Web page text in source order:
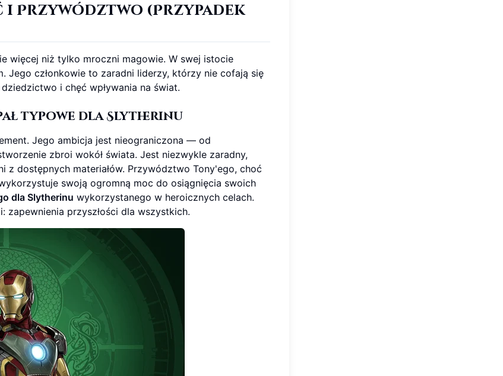
i Przywództwo (Przypadek
więcej niż tylko mroczni magowie. W swej istocie
Jego członkowie to zaradni liderzy, którzy nie cofają się
i chęć wpływania na świat.
typowe dla Slytherinu
Jego ambicja jest nieograniczona — od
zbroi wokół świata. Jest niezwykle zaradny,
dostępnych materiałów. Przywództwo Tony'ego, choć
swoją ogromną moc do osiągnięcia swoich
dla Slytherinu wykorzystanego w heroicznych celach.
zapewnienia przyszłości dla wszystkich.